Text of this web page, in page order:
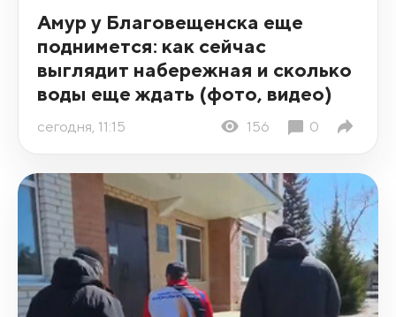
Амур у Благовещенска еще
поднимется: как сейчас
выглядит набережная и сколько
воды еще ждать (фото, видео)
сегодня, 11:15 156 0